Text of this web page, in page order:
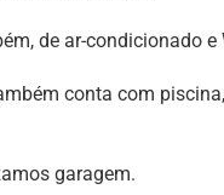
de ar-condicionado e
conta com
garagem.